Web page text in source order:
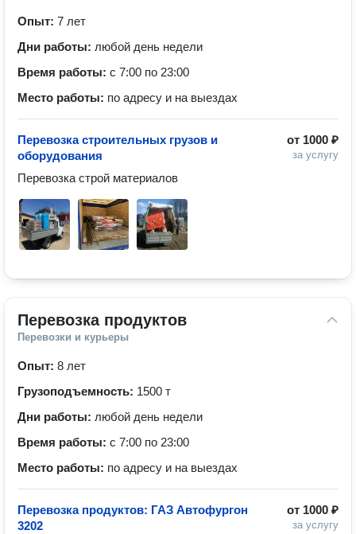
Опыт: 7 лет
Дни работы: любой день недели
Время работы: с 7:00 по 23:00
Место работы: по адресу и на выездах
от 1000 ₽
за услугу
Перевозка строительных грузов и
оборудования
Перевозка строй материалов
Перевозка продуктов
Перевозки и курьеры
Опыт: 8 лет
Грузоподъемность: 1500 т
Дни работы: любой день недели
Время работы: с 7:00 по 23:00
Место работы: по адресу и на выездах
от 1000 ₽
за услугу
Перевозка продуктов: ГАЗ Автофургон
3202